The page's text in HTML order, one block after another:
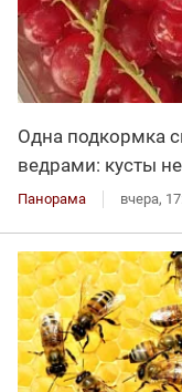
Одна подкормка
ведрами: кусты
Панорама вчера,